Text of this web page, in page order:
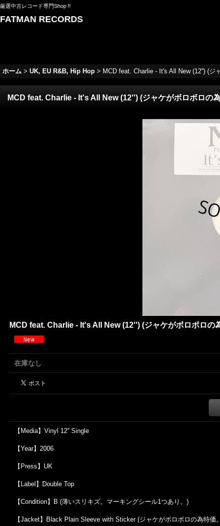
厳選中古レコード専門Shop !!
FATMAN RECORDS
ホーム > UK, EU R&B, Hip Hop > MCD feat. Charlie - It's All New (12'') (
MCD feat. Charlie - It's All New (12'') (ジャケがボロボロの
MCD feat. Charlie - It's All New (12'') (ジャケがボロボロの
在庫なし
【Media】Vinyl 12'' Single
【Year】2006
【Press】UK
【Label】Double Top
【Condition】B (薄いスリキズ。マーキングシール1つあり。)
【Jacket】Black Plain Sleeve with Sticker (ジャケがボロボロの為特価